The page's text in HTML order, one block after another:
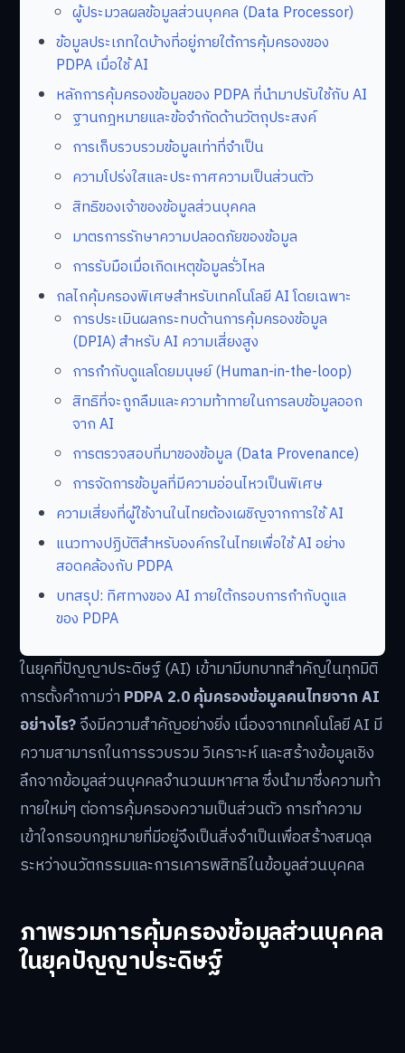
ผู้ประมวลผลข้อมูลส่วนบุคคล (Data Processor)
ข้อมูลประเภทใดบ้างที่อยู่ภายใต้การคุ้มครองของ
PDPA เมื่อใช้ AI
หลักการคุ้มครองข้อมูลของ PDPA ที่นำมาปรับใช้กับ AI
ฐานกฎหมายและข้อจำกัดด้านวัตถุประสงค์
การเก็บรวบรวมข้อมูลเท่าที่จำเป็น
ความโปร่งใสและประกาศความเป็นส่วนตัว
สิทธิของเจ้าของข้อมูลส่วนบุคคล
มาตรการรักษาความปลอดภัยของข้อมูล
การรับมือเมื่อเกิดเหตุข้อมูลรั่วไหล
กลไกคุ้มครองพิเศษสำหรับเทคโนโลยี AI โดยเฉพาะ
การประเมินผลกระทบด้านการคุ้มครองข้อมูล
(DPIA) สำหรับ AI ความเสี่ยงสูง
การกำกับดูแลโดยมนุษย์ (Human-in-the-loop)
สิทธิที่จะถูกลืมและความท้าทายในการลบข้อมูลออก
จาก AI
การตรวจสอบที่มาของข้อมูล (Data Provenance)
การจัดการข้อมูลที่มีความอ่อนไหวเป็นพิเศษ
ความเสี่ยงที่ผู้ใช้งานในไทยต้องเผชิญจากการใช้ AI
แนวทางปฏิบัติสำหรับองค์กรในไทยเพื่อใช้ AI อย่าง
สอดคล้องกับ PDPA
บทสรุป: ทิศทางของ AI ภายใต้กรอบการกำกับดูแล
ของ PDPA
ในยุคที่ปัญญาประดิษฐ์ (AI) เข้ามามีบทบาทสำคัญในทุกมิติ
การตั้งคำถามว่า PDPA 2.0 คุ้มครองข้อมูลคนไทยจาก AI
อย่างไร?จึงมีความสำคัญอย่างยิ่ง เนื่องจากเทคโนโลยี AI มี
ความสามารถในการรวบรวม วิเคราะห์ และสร้างข้อมูลเชิง
ลึกจากข้อมูลส่วนบุคคลจำนวนมหาศาล ซึ่งนำมาซึ่งความท้า
ทายใหม่ๆ ต่อการคุ้มครองความเป็นส่วนตัว การทำความ
เข้าใจกรอบกฎหมายที่มีอยู่จึงเป็นสิ่งจำเป็นเพื่อสร้างสมดุล
ระหว่างนวัตกรรมและการเคารพสิทธิในข้อมูลส่วนบุคคล
ภาพรวมการคุ้มครองข้อมูลส่วนบุคคล
ในยุคปัญญาประดิษฐ์